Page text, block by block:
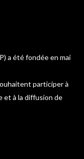
a été fondée en mai
participer à
et à la diffusion de